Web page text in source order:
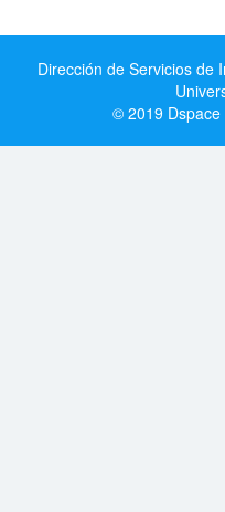
Dirección de Servicios de
© 2019 Dspace